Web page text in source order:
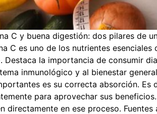
C y buena digestión: dos pilares de
C es uno de los nutrientes
Destaca la importancia de consumir
inmunológico y al bienestar
es su correcta absorción.
para aprovechar sus
directamente en ese proceso.